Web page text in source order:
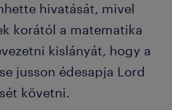
hivatását, mivel
korától a matematika
kislányát, hogy a
jusson édesapja Lord
követni.